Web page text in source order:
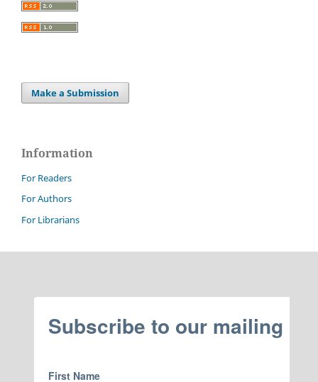
Make a Submission
Information
For Readers
For Authors
For Librarians